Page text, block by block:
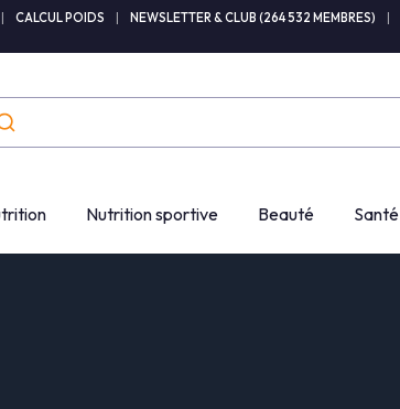
CALCUL POIDS NEWSLETTER & CLUB (264 532 MEMBRES)
Nutrition sportive Beauté Santé